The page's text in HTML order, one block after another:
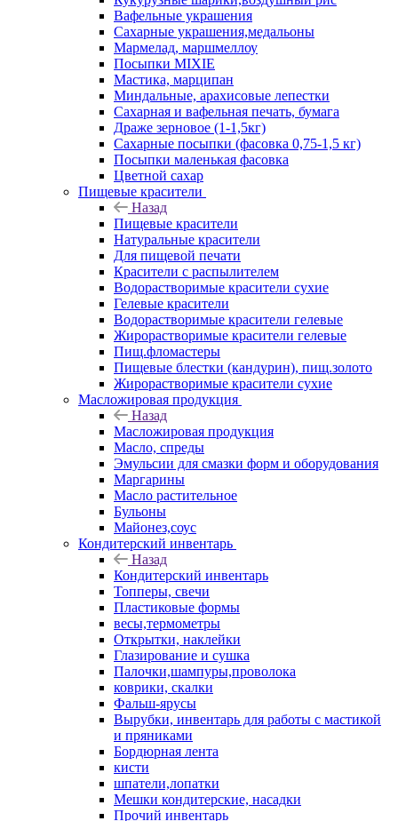
Вафельные украшения
Сахарные украшения,медальоны
Мармелад, маршмеллоу
Посыпки MIXIE
Мастика, марципан
Миндальные, арахисовые лепестки
Сахарная и вафельная печать, бумага
Драже зерновое (1-1,5кг)
Сахарные посыпки (фасовка 0,75-1,5 кг)
Посыпки маленькая фасовка
Цветной сахар
Пищевые красители
Назад
Пищевые красители
Натуральные красители
Для пищевой печати
Красители с распылителем
Водорастворимые красители сухие
Гелевые красители
Водорастворимые красители гелевые
Жирорастворимые красители гелевые
Пищ.фломастеры
Пищевые блестки (кандурин), пищ.золото
Жирорастворимые красители сухие
Масложировая продукция
Назад
Масложировая продукция
Масло, спреды
Эмульсии для смазки форм и оборудования
Маргарины
Масло растительное
Бульоны
Майонез,соус
Кондитерский инвентарь
Назад
Кондитерский инвентарь
Топперы, свечи
Пластиковые формы
весы,термометры
Открытки, наклейки
Глазирование и сушка
Палочки,шампуры,проволока
коврики, скалки
Фальш-ярусы
Вырубки, инвентарь для работы с мастикой
и пряниками
Бордюрная лента
кисти
шпатели,лопатки
Мешки кондитерские, насадки
Прочий инвентарь